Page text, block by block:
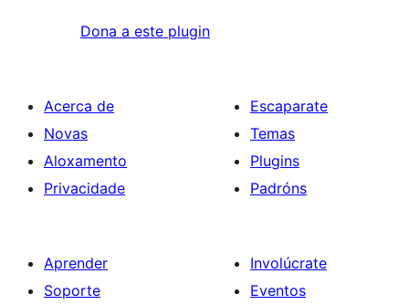
Dona a este plugin
Acerca de
Novas
Aloxamento
Privacidade
Escaparate
Temas
Plugins
Padróns
Aprender
Soporte
Involúcrate
Eventos